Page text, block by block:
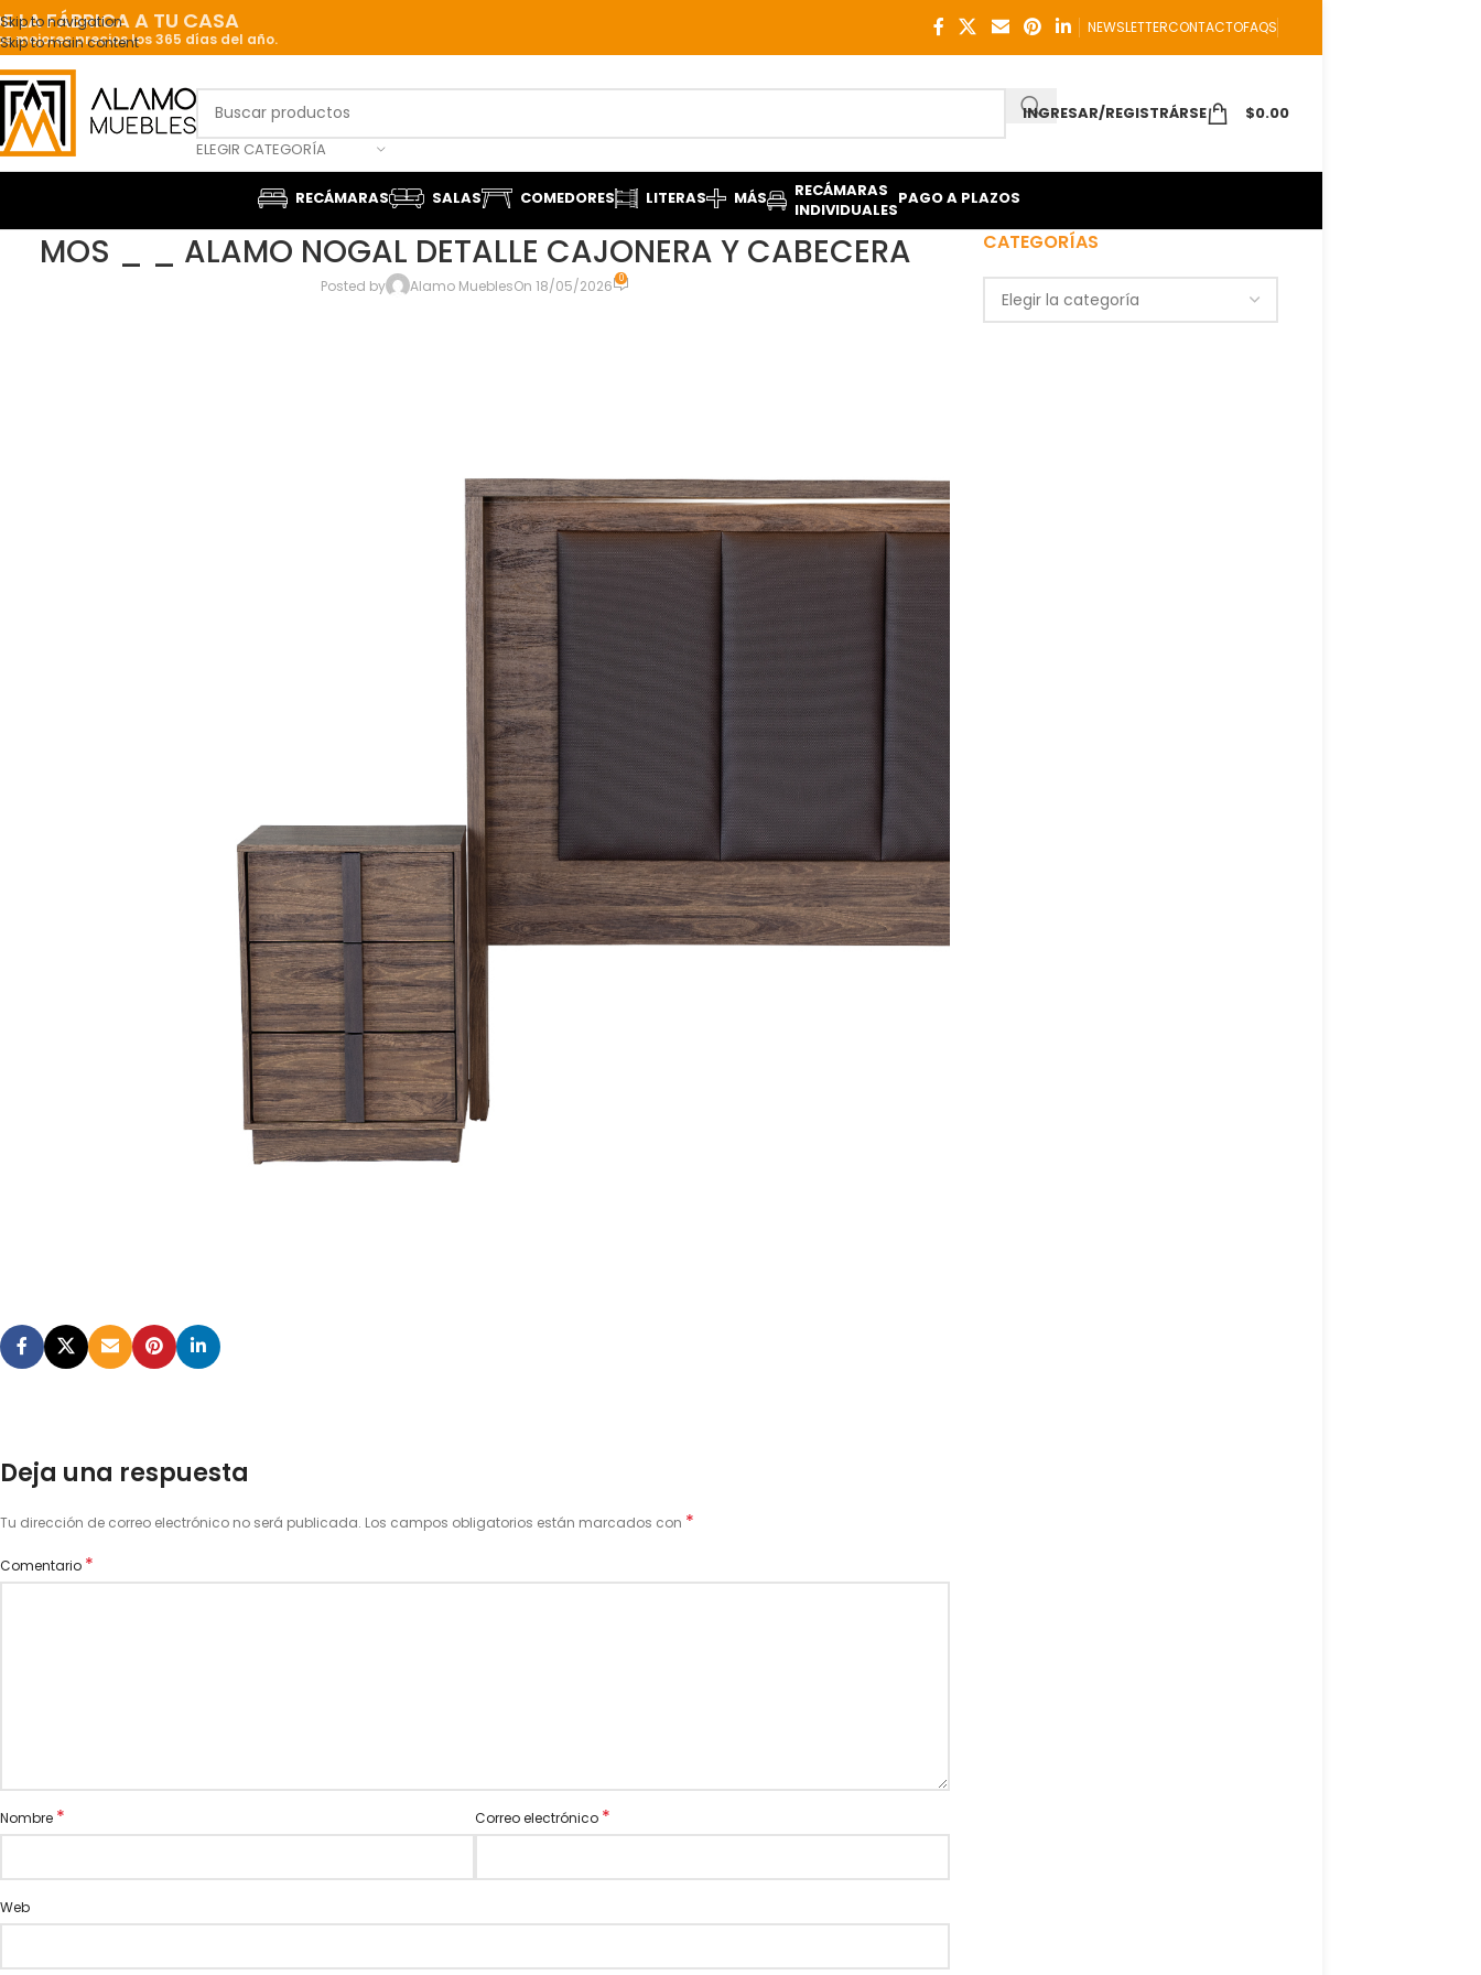
Skip to navigation
Skip to main content
LA FÁBRICA A TU CASA
mejores precios los 365 días del año.
NEWSLETTERCONTACTOFAQS
ELEGIR CATEGORÍA
INGRESAR/REGISTRÁRSE $0.00
RECÁMARAS SALAS COMEDORES LITERAS MÁS
RECÁMARAS
INDIVIDUALES
PAGO A PLAZOS
MOS _ _ ALAMO NOGAL DETALLE CAJONERA Y CABECERA
Posted by Alamo MueblesOn 18/05/2026 0
Deja una respuesta
Tu dirección de correo electrónico no será publicada. Los campos obligatorios están marcados con *
Comentario *
Nombre * Correo electrónico *
Web
CATEGORÍAS